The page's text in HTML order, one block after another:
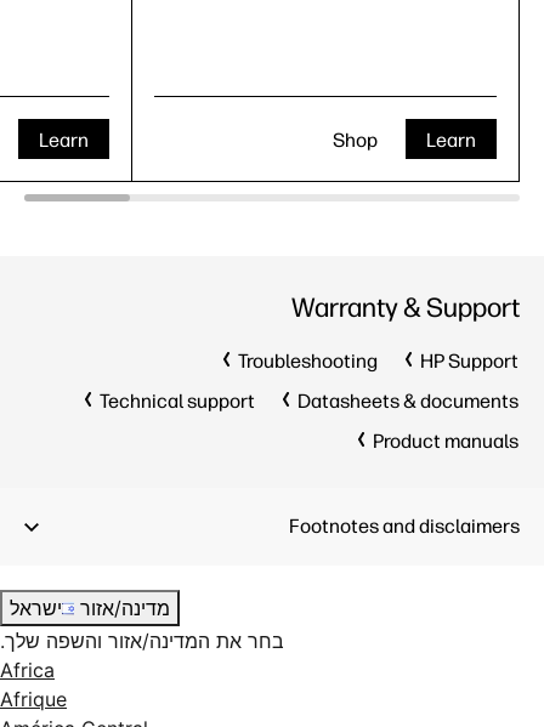
Learn Learn
Shop
Warranty & Support
HP Support
Troubleshooting
Datasheets & documents
Technical support
Product manuals
Footnotes and disclaimers
מדינה/אזור
ישראל
בחר את המדינה/אזור והשפה שלך.
Africa
Afrique